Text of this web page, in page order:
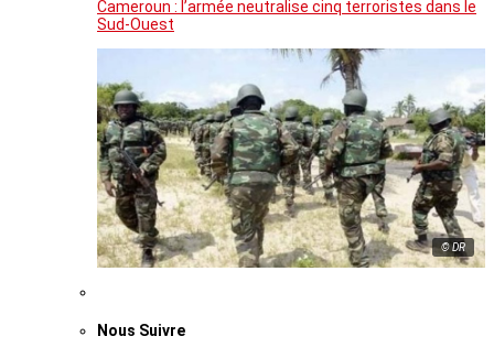
Cameroun : l’armée neutralise cinq terroristes dans le
Sud-Ouest
© DR
Nous Suivre